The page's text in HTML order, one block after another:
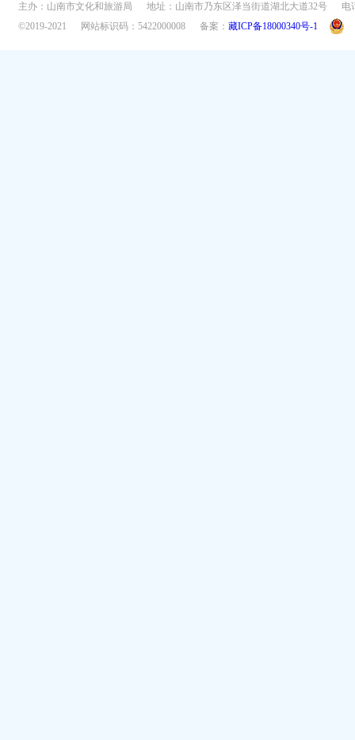
主办：山南市文化和旅游局 地址：山南市乃东区泽当街道湖北大道32号
电
©2019-2021
网站标识码：5422000008 备案： 藏ICP备18000340号-1